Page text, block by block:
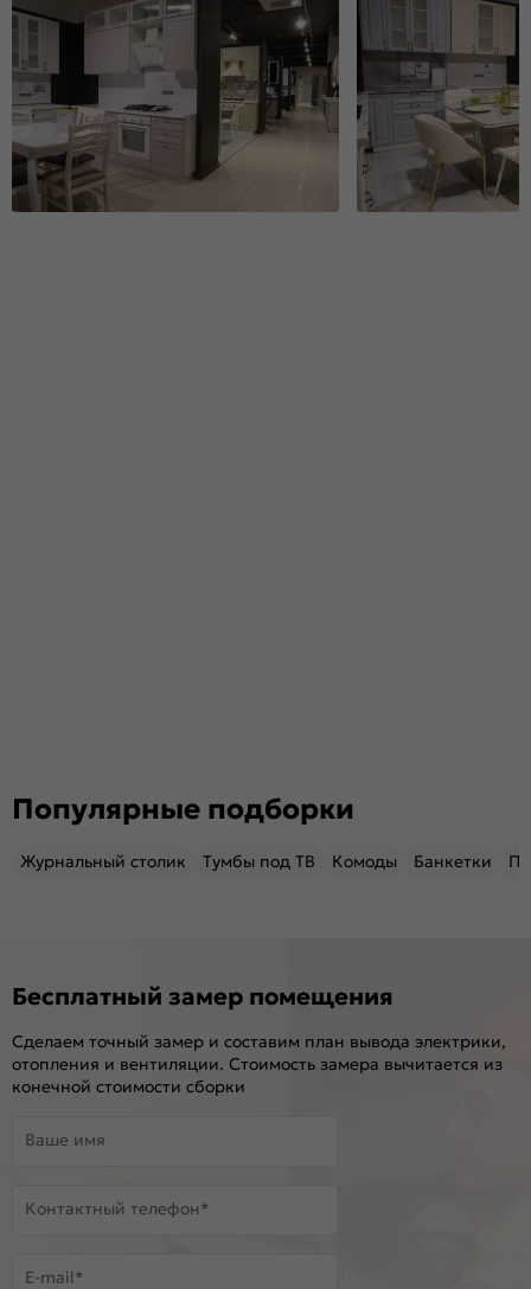
Популярные подборки
Журнальный столик Тумбы под ТВ Комоды Банкетки
Бесплатный замер помещения
Сделаем точный замер и составим план вывода электрики,
отопления и вентиляции. Стоимость замера вычитается из
конечной стоимости сборки
Ваше имя
Контактный телефон*
E-mail*